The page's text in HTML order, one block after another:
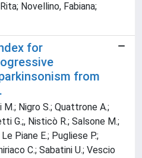
Novellino, Fabiana;
for
from
Nigro S.; Quattrone A.;
G.;, Nisticò R.; Salsone M.;
Piane E.; Pugliese P.;
C.; Sabatini U.; Vescio